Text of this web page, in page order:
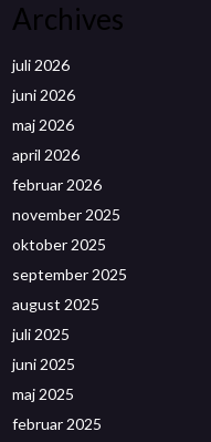
Archives
juli 2026
juni 2026
maj 2026
april 2026
februar 2026
november 2025
oktober 2025
september 2025
august 2025
juli 2025
juni 2025
maj 2025
februar 2025